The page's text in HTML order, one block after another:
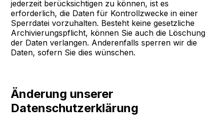
jederzeit berücksichtigen zu können, ist es
erforderlich, die Daten für Kontrollzwecke in einer
Sperrdatei vorzuhalten. Besteht keine gesetzliche
Archivierungspflicht, können Sie auch die Löschung
der Daten verlangen. Anderenfalls sperren wir die
Daten, sofern Sie dies wünschen.
Änderung unserer
Datenschutzerklärung